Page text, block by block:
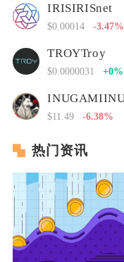
IRISIRISnet
$0.00014 -3.47%
TROYTroy
$0.0000031 +0%
$11.49 -6.38%
热门资讯